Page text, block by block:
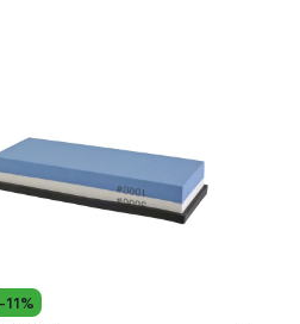
-11%